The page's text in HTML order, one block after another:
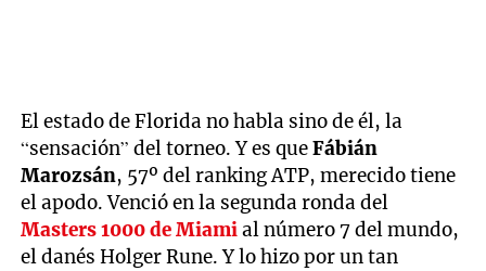
El estado de Florida no habla sino de él, la
“sensación” del torneo. Y es queFábián
Marozsán, 57º del ranking ATP, merecido tiene
el apodo. Venció en la segunda ronda del
Masters 1000 de Miamial número 7 del mundo,
el danés Holger Rune. Y lo hizo por un tan